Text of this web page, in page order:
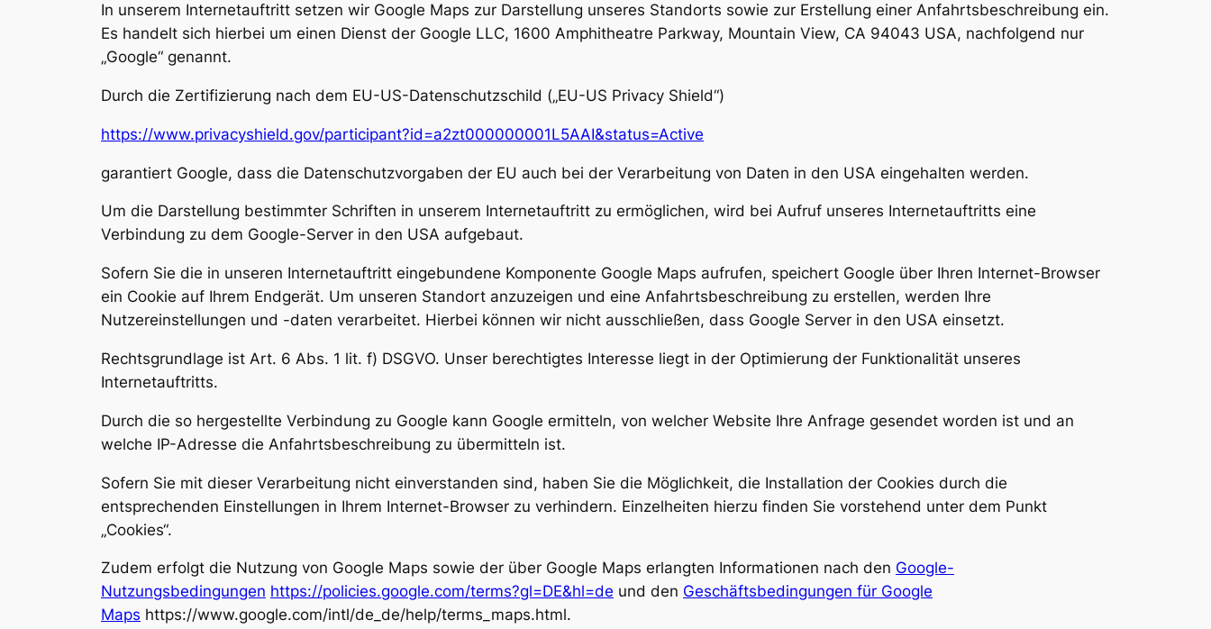
In unserem Internetauftritt setzen wir Google Maps zur Darstellung unseres Standorts sowie zur Erstellung einer Anfahrtsbeschreibung ein.
Es handelt sich hierbei um einen Dienst der Google LLC, 1600 Amphitheatre Parkway, Mountain View, CA 94043 USA, nachfolgend nur
„Google“ genannt.
Durch die Zertifizierung nach dem EU-US-Datenschutzschild („EU-US Privacy Shield“)
https://www.privacyshield.gov/participant?id=a2zt000000001L5AAI&status=Active
garantiert Google, dass die Datenschutzvorgaben der EU auch bei der Verarbeitung von Daten in den USA eingehalten werden.
Um die Darstellung bestimmter Schriften in unserem Internetauftritt zu ermöglichen, wird bei Aufruf unseres Internetauftritts eine
Verbindung zu dem Google-Server in den USA aufgebaut.
Sofern Sie die in unseren Internetauftritt eingebundene Komponente Google Maps aufrufen, speichert Google über Ihren Internet-Browser
ein Cookie auf Ihrem Endgerät. Um unseren Standort anzuzeigen und eine Anfahrtsbeschreibung zu erstellen, werden Ihre
Nutzereinstellungen und -daten verarbeitet. Hierbei können wir nicht ausschließen, dass Google Server in den USA einsetzt.
Rechtsgrundlage ist Art. 6 Abs. 1 lit. f) DSGVO. Unser berechtigtes Interesse liegt in der Optimierung der Funktionalität unseres
Internetauftritts.
Durch die so hergestellte Verbindung zu Google kann Google ermitteln, von welcher Website Ihre Anfrage gesendet worden ist und an
welche IP-Adresse die Anfahrtsbeschreibung zu übermitteln ist.
Sofern Sie mit dieser Verarbeitung nicht einverstanden sind, haben Sie die Möglichkeit, die Installation der Cookies durch die
entsprechenden Einstellungen in Ihrem Internet-Browser zu verhindern. Einzelheiten hierzu finden Sie vorstehend unter dem Punkt
„Cookies“.
Zudem erfolgt die Nutzung von Google Maps sowie der über Google Maps erlangten Informationen nach den Google-
Nutzungsbedingungen https://policies.google.com/terms?gl=DE&hl=de und den Geschäftsbedingungen für Google
Maps https://www.google.com/intl/de_de/help/terms_maps.html.